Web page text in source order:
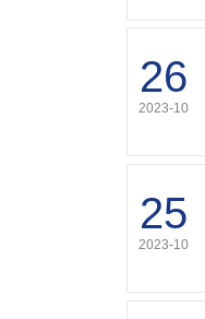
26
2023-10
25
2023-10